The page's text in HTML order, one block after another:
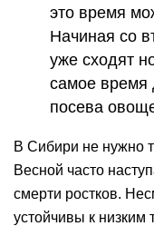
это время
Начиная со
уже сходят
самое время
посева
В Сибири не нужно
Весной часто
смерти ростков.
устойчивы к